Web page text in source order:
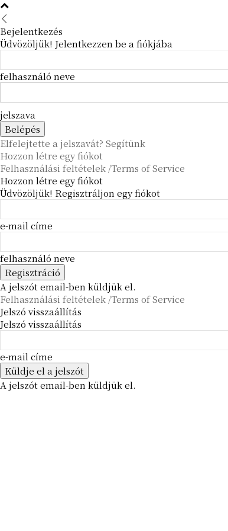
Bejelentkezés
Üdvözöljük! Jelentkezzen be a fiókjába
felhasználó neve
jelszava
Elfelejtette a jelszavát? Segítünk
Hozzon létre egy fiókot
Felhasználási feltételek /Terms of Service
Hozzon létre egy fiókot
Üdvözöljük! Regisztráljon egy fiókot
e-mail címe
felhasználó neve
A jelszót email-ben küldjük el.
Felhasználási feltételek /Terms of Service
Jelszó visszaállítás
Jelszó visszaállítás
e-mail címe
A jelszót email-ben küldjük el.